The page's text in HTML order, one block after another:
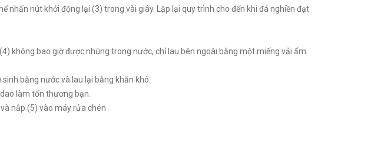
nhấn nút khởi động lại (3) trong vài giây. Lặp lại quy trình cho đến khi đá nghiền đạt
không bao giờ được nhúng trong nước, chỉ lau bên ngoài bằng một miếng vải ẩm.
bằng nước và lau lại bằng khăn khô.
làm tổn thương bạn.
nắp (5) vào máy rửa chén